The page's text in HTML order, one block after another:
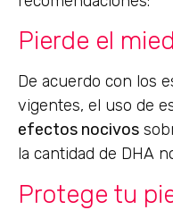
Pierde el
De acuerdo con los
vigentes, el uso de
efectos nocivos
la cantidad de DHA
Protege tu